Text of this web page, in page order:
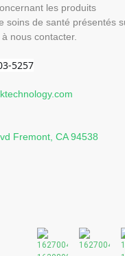
les produits
soins de santé présentés
nous contacter.
Fremont, CA 94538